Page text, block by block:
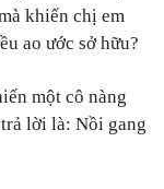
khiến chị em
ao ước sở hữu?
một cô nàng
trả lời là: Nồi gang